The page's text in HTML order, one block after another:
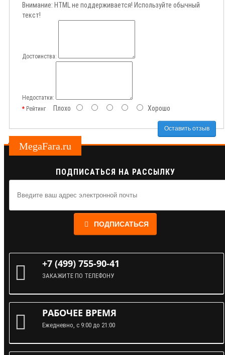
Внимание: HTML не поддерживается! Используйте обычный
текст!
Достоинства:
Недостатки:
РейтингПлохо Хорошо
Оставить отзыв
MegaFara.ru
ПОДПИСАТЬСЯ НА РАССЫЛКУ
ПОДПИСАТЬСЯ
+7 (499) 755-90-41
ЗАКАЖИТЕ ПО ТЕЛЕФОНУ
РАБОЧЕЕ ВРЕМЯ
Ежедневно, с 9:00 до 21:00